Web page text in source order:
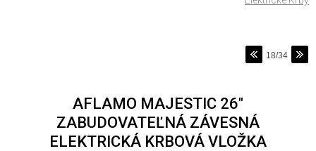
18/34
AFLAMO MAJESTIC 26"
ZABUDOVATEĽNÁ ZÁVESNÁ
ELEKTRICKÁ KRBOVÁ VLOŽKA